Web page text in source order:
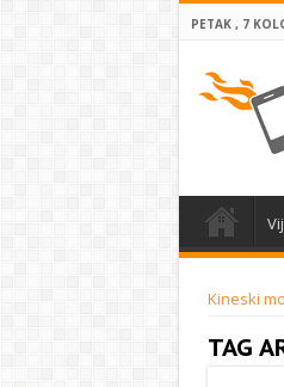
PETAK , 7
Kineski
TAG